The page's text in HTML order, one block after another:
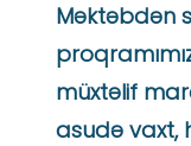
Məktəbdən
müxtəlif
asudə vaxt,